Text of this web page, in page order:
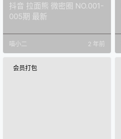
抖音 拉面熊 微密圈 NO.001-
005期 最新
喵小二 2 年前
会员打包